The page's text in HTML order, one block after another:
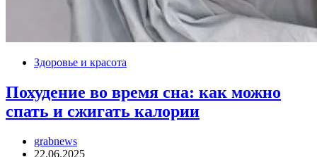
Здоровье и красота
Похудение во время сна: как можно
спать и сжигать калории
grabnews
22.06.2025